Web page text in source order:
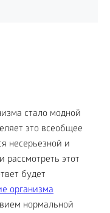
стало модной
это всеобщее
несерьезной и
рассмотреть этот
будет
организма
нормальной